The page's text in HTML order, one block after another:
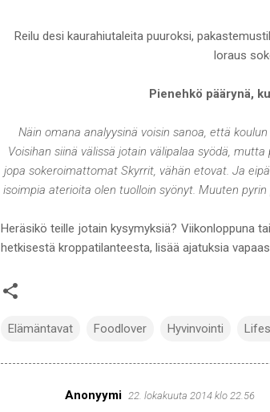
Reilu desi kaurahiutaleita puuroksi,
loraus
Pienehkö päärynä,
Näin omana analyysinä voisin sanoa, että
Voisihan siinä välissä jotain välipalaa syödä,
jopa sokeroimattomat Skyrrit, vähän etovat. Ja
isoimpia aterioita olen tuolloin syönyt. Muuten
Heräsikö teille jotain kysymyksiä? Viikonloppuna
hetkisestä kroppatilanteesta, lisää ajatuksia
Elämäntavat Foodlover Hyvinvointi
Anonyymi 22. lokakuuta 2014 klo 22.56